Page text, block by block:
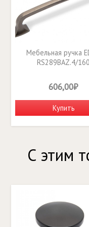
Мебельная ручка
RS289BAZ.4/160
606,00₽
Купить
С этим